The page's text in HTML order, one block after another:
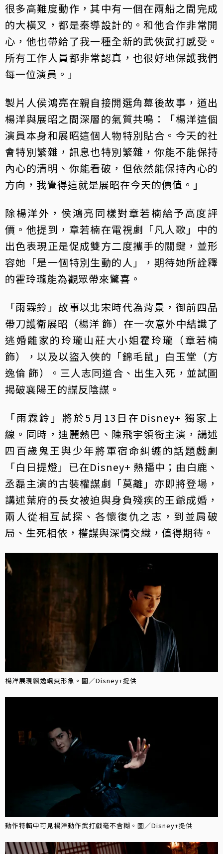
很多高難度動作，其中有一個在兩船之間完成
的大橫叉，都是秦導設計的。和他合作非常開
心，他也帶給了我一種全新的武俠武打感受。
所有工作人員都非常認真，也很好地保護我們
每一位演員。」
製片人侯鴻亮在親自接開選角幕後故事，道出
楊洋與展昭之間深層的氣質共鳴：「楊洋這個
演員本身和展昭這個人物特別貼合。今天的社
會特別繁雜，訊息也特別繁雜，你能不能保持
內心的清明、你能看破，但依然能保持內心的
方向，我覺得這就是展昭在今天的價值。」
除楊洋外，侯鴻亮同樣對章若楠給予高度評
價。他提到，章若楠在電視劇「凡人歌」中的
出色表現正是促成雙方二度攜手的關鍵，並形
容她「是一個特別生動的人」，期待她所詮釋
的霍玲瓏能為觀眾帶來驚喜。
「雨霖鈴」故事以北宋時代為背景，御前四品
帶刀護衛展昭（楊洋 飾）在一次意外中結識了
逃婚離家的玲瓏山莊大小姐霍玲瓏（章若楠
飾），以及以盜入俠的「錦毛鼠」白玉堂（方
逸倫 飾）。三人志同道合、出生入死，並試圖
揭破襄陽王的謀反陰謀。
「雨霖鈴」將於5月13日在Disney+ 獨家上
線。同時，迪麗熱巴、陳飛宇領銜主演，講述
四百歲鬼王與少年將軍宿命糾纏的話題戲劇
「白日提燈」已在Disney+ 熱播中；由白鹿、
丞磊主演的古裝權謀劇「莫離」亦即將登場，
講述葉府的長女被迫與身負殘疾的王爺成婚，
兩人從相互試探、各懷復仇之志，到並肩破
局、生死相依，權謀與深情交織，值得期待。
楊洋展現飄逸颯爽形象。圖／Disney+提供
動作特輯中可見楊洋動作武打戲毫不含糊。圖／Disney+提供